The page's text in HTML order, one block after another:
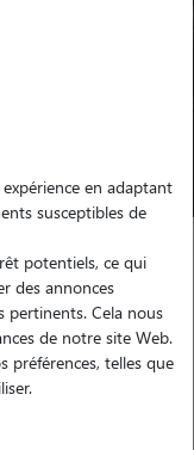
?
Alpes
Isère
en adaptant
susceptibles de
potentiels, ce qui
des annonces
pertinents. Cela nous
de notre site Web.
préférences, telles que